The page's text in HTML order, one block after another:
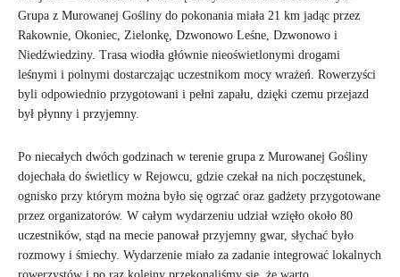
Grupa z Murowanej Gośliny do pokonania miała 21 km jadąc przez
Rakownie, Okoniec, Zielonkę, Dzwonowo Leśne, Dzwonowo i
Niedźwiedziny. Trasa wiodła głównie nieoświetlonymi drogami
leśnymi i polnymi dostarczając uczestnikom mocy wrażeń. Rowerzyści
byli odpowiednio przygotowani i pełni zapału, dzięki czemu przejazd
był płynny i przyjemny.
Po niecałych dwóch godzinach w terenie grupa z Murowanej Gośliny
dojechała do świetlicy w Rejowcu, gdzie czekał na nich poczęstunek,
ognisko przy którym można było się ogrzać oraz gadżety przygotowane
przez organizatorów. W całym wydarzeniu udział wzięło około 80
uczestników, stąd na mecie panował przyjemny gwar, słychać było
rozmowy i śmiechy. Wydarzenie miało za zadanie integrować lokalnych